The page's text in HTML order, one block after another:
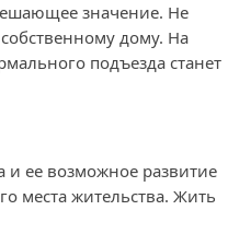
значение. Не
дому. На
подъезда станет
и ее возможное развитие
места жительства. Жить